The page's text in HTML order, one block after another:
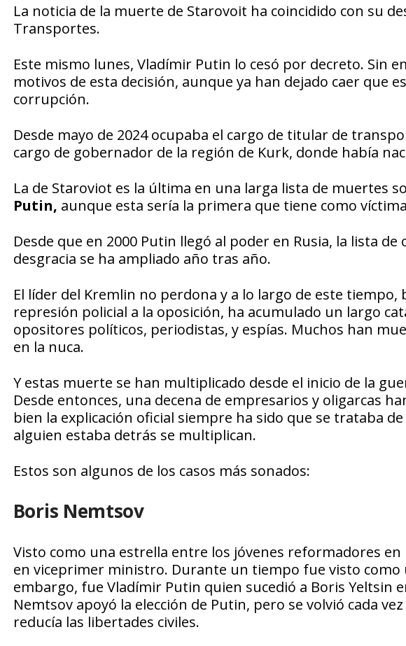
La noticia de la muerte de Starovoit ha coincidido con su
Transportes.
Este mismo lunes, Vladímir Putin lo cesó por decreto. Sin
motivos de esta decisión, aunque ya han dejado caer que
corrupción.
Desde mayo de 2024 ocupaba el cargo de titular de
cargo de gobernador de la región de Kurk, donde había
La de Staroviot es la última en una larga lista de muertes
Putin, aunque esta sería la primera que tiene como
Desde que en 2000 Putin llegó al poder en Rusia, la lista
desgracia se ha ampliado año tras año.
El líder del Kremlin no perdona y a lo largo de este
represión policial a la oposición, ha acumulado un largo
opositores políticos, periodistas, y espías. Muchos han
en la nuca.
Y estas muerte se han multiplicado desde el inicio de la
Desde entonces, una decena de empresarios y oligarcas
bien la explicación oficial siempre ha sido que se trataba
alguien estaba detrás se multiplican.
Estos son algunos de los casos más sonados:
Boris Nemtsov
Visto como una estrella entre los jóvenes reformadores en
en viceprimer ministro. Durante un tiempo fue visto como
embargo, fue Vladímir Putin quien sucedió a Boris Yeltsin
Nemtsov apoyó la elección de Putin, pero se volvió cada
reducía las libertades civiles.